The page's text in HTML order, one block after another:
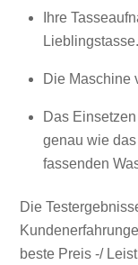
Ihre
Lieblingstasse.
Die Maschine
Das
genau wie
fassenden
Die
beste Preis -/